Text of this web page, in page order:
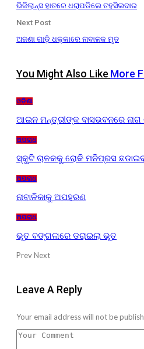
ଭିଜିଲାନ୍ସ ହାତରେ ଧରାପଡିଲେ ତହସିଲଦାର
Next Post
ଅଜଣା ଗାଡ଼ି ଧକ୍କାରେ ନାବାଳକ ମୃତ
You Might Also Like More
ଓଡ଼ିଶା
ଆଇନ ମନ୍ତ୍ରୀଙ୍କ ବାସଭବନରେ ନାଗ
ଅପରାଧ
ସ୍କୁଟି ଚାଳକକୁ ରୋକି ମନିପ୍ରସ
ଅପରାଧ
ନାବାଳିକାକୁ ଅପହରଣ
ଅପରାଧ
ଭୂତ ବଙ୍ଗଳାରେ ଡରାଇଲା ଭୂତ
PrevNext
Leave A Reply
Your email address will not be